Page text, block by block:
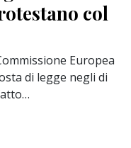
col
Europea
di legge negli di